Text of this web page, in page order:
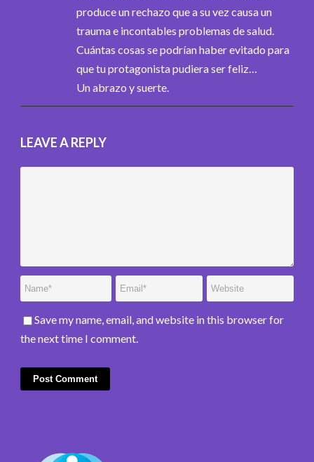
produce un rechazo que a su vez causa un
trauma e incontables problemas de salud.
Cuántas cosas se podrían haber evitado para
que tu protagonista pudiera ser feliz…
Un abrazo y suerte.
LEAVE A REPLY
Save my name, email, and website in this browser for
the next time I comment.